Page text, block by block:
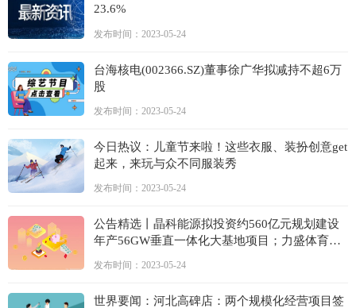
23.6%
发布时间：2023-05-24
台海核电(002366.SZ)董事徐广华拟减持不超6万
股
发布时间：2023-05-24
今日热议：儿童节来啦！这些衣服、装扮创意get
起来，来玩与众不同服装秀
发布时间：2023-05-24
公告精选丨晶科能源拟投资约560亿元规划建设
年产56GW垂直一体化大基地项目；力盛体育与
发布时间：2023-05-24
世界要闻：河北高碑店：两个规模化经营项目签